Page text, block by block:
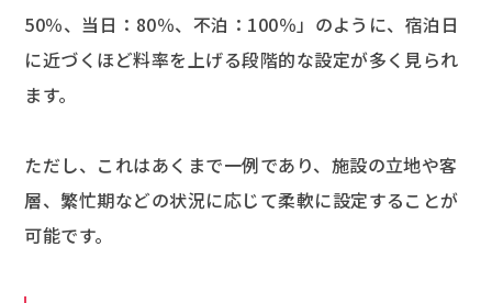
50％、当日：80％、不泊：100％」のように、宿泊日
に近づくほど料率を上げる段階的な設定が多く見られ
ます。
ただし、これはあくまで一例であり、施設の立地や客
層、繁忙期などの状況に応じて柔軟に設定することが
可能です。